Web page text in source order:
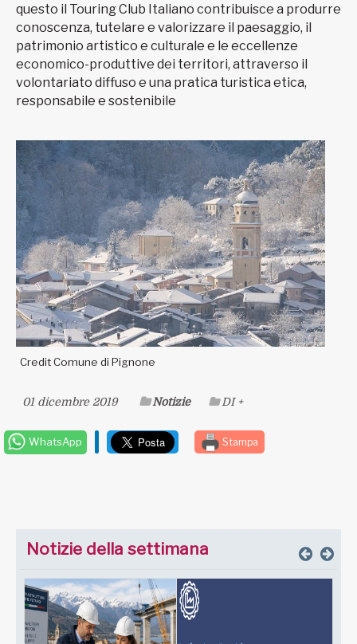
questo il Touring Club Italiano contribuisce a produrre
conoscenza, tutelare e valorizzare il paesaggio, il
patrimonio artistico e culturale e le eccellenze
economico-produttive dei territori, attraverso il
volontariato diffuso e una pratica turistica etica,
responsabile e sostenibile
Credit Comune di Pignone
01 dicembre 2019 Notizie DI +
WhatsApp Stampa
Notizie della settimana